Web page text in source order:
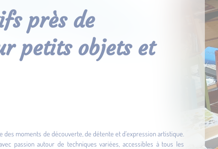
près de
petits objets et
des moments de découverte, de détente et d’expression artistique.
passion autour de techniques variées, accessibles à tous les